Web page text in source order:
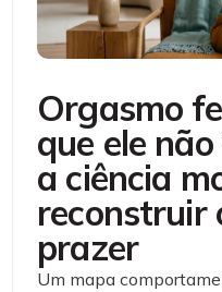
Orgasmo
que ele
a ciência
reconstruir
prazer
Um mapa